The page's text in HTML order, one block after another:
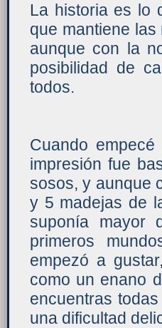
La historia es lo
que mantiene
aunque con la
posibilidad de
todos.
Cuando
impresión fue
sosos, y aunque
y 5 madejas de
suponía mayor
primeros
empezó a
como un enano
encuentras
una dificultad